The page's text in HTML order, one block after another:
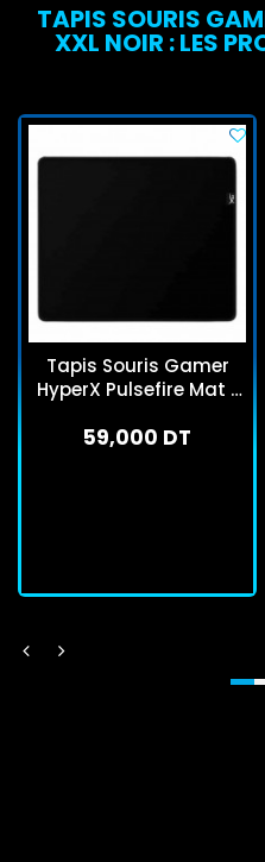
TAPIS SOURIS
XXL NOIR : LES
Tapis Souris Gamer
HyperX Pulsefire Mat L
59,000 DT